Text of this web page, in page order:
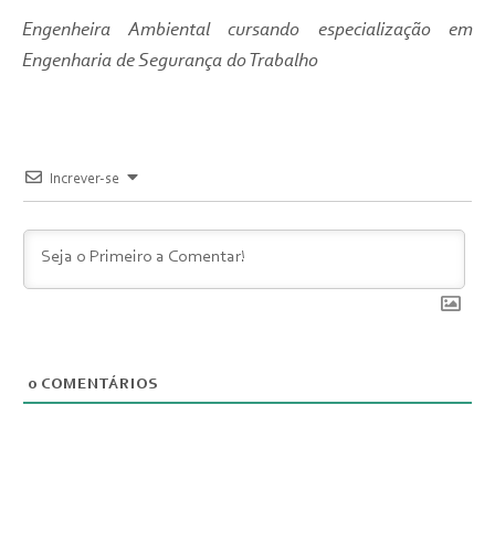
Engenheira Ambiental cursando especialização em
Engenharia de Segurança do Trabalho
Increver-se
0 COMENTÁRIOS